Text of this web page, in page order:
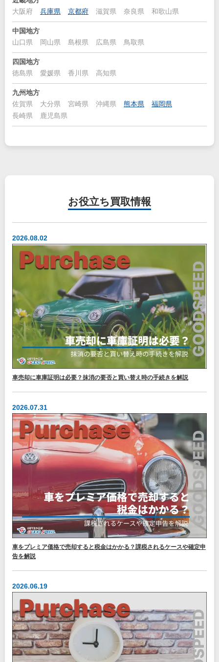
大阪府
兵庫県 京都府 滋賀県 奈良県 和歌山県
中国地方
山口県
岡山県 島根県 広島県 鳥取県
四国地方
徳島県
愛媛県 香川県 高知県
九州地方
佐賀県
大分県 宮崎県 沖縄県 熊本県
福岡県
長崎県
鹿児島県
お役立ち 買取情報
2026.08.02
車売却に車庫証明は必要？抹消の要否と買い替え時の手続きを解説
2026.07.31
車をプレミア価格で売却すると税金はかかる？課税されるケースや確定申
告を解説
2026.06.19